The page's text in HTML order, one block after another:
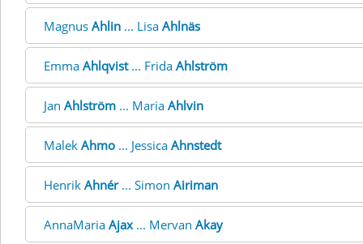
Magnus Ahlin ... Lisa Ahlnäs
Emma Ahlqvist... Frida Ahlström
Jan Ahlström ... Maria Ahlvin
Malek Ahmo ... Jessica Ahnstedt
Henrik Ahnér... Simon Airiman
AnnaMaria Ajax... Mervan Akay